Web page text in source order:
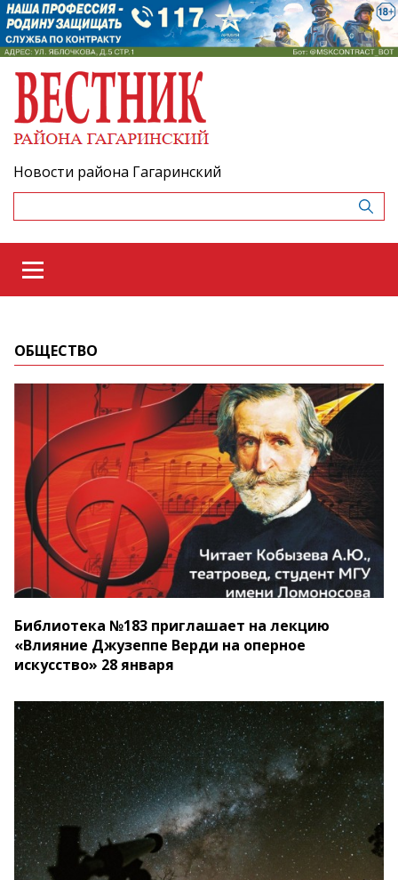
Новости района Гагаринский
ОБЩЕСТВО
Библиотека №183 приглашает на лекцию
«Влияние Джузеппе Верди на оперное
искусство» 28 января